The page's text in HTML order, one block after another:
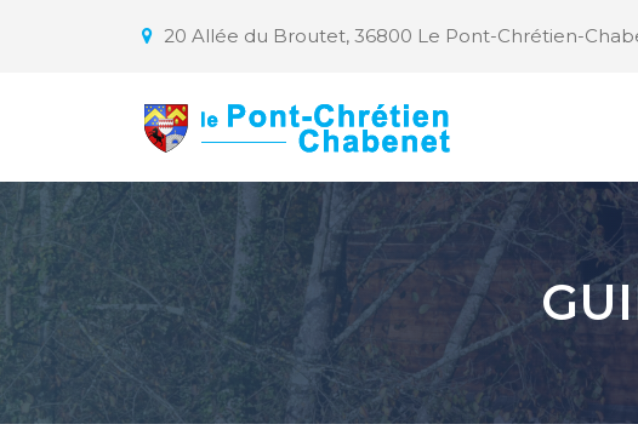
20 Allée du Broutet, 36800 Le Pont-Chrétien-